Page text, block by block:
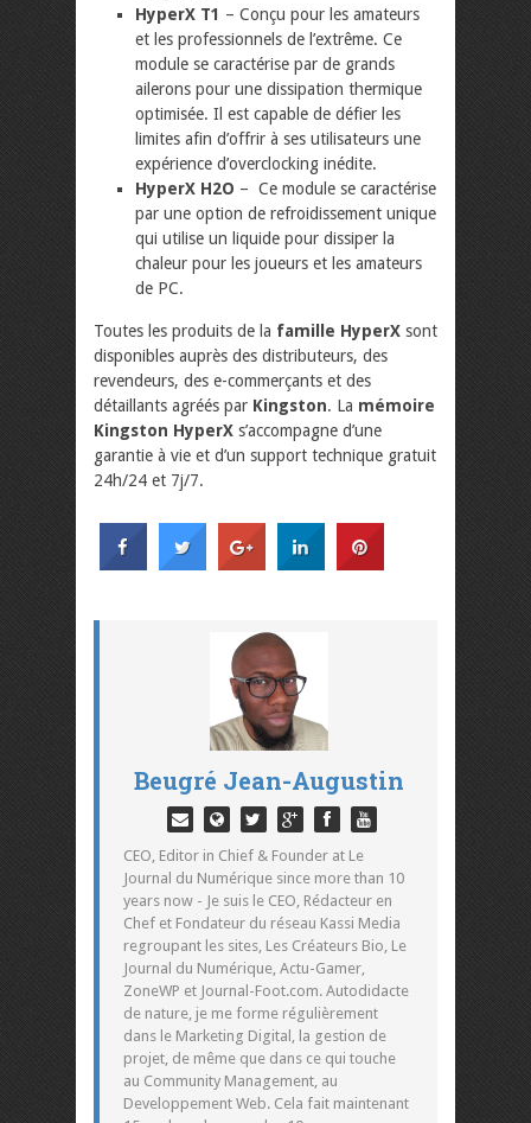
HyperX T1 – Conçu pour les amateurs
et les professionnels de l’extrême. Ce
module se caractérise par de grands
ailerons pour une dissipation thermique
optimisée. Il est capable de défier les
limites afin d’offrir à ses utilisateurs une
expérience d’overclocking inédite.
HyperX H2O – Ce module se caractérise
par une option de refroidissement unique
qui utilise un liquide pour dissiper la
chaleur pour les joueurs et les amateurs
de PC.
Toutes les produits de la famille HyperX sont
disponibles auprès des distributeurs, des
revendeurs, des e-commerçants et des
détaillants agréés par Kingston. La mémoire
Kingston HyperX s’accompagne d’une
garantie à vie et d’un support technique gratuit
24h/24 et 7j/7.
Beugré Jean-Augustin
CEO, Editor in Chief & Founder at Le
Journal du Numérique since more than 10
years now - Je suis le CEO, Rédacteur en
Chef et Fondateur du réseau Kassi Media
regroupant les sites, Les Créateurs Bio, Le
Journal du Numérique, Actu-Gamer,
ZoneWP et Journal-Foot.com. Autodidacte
de nature, je me forme régulièrement
dans le Marketing Digital, la gestion de
projet, de même que dans ce qui touche
au Community Management, au
Developpement Web. Cela fait maintenant